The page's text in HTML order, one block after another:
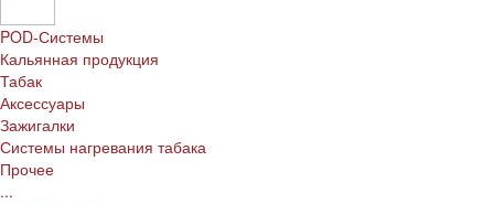
POD-Системы
Кальянная продукция
Табак
Аксессуары
Зажигалки
Системы нагревания табака
Прочее
...